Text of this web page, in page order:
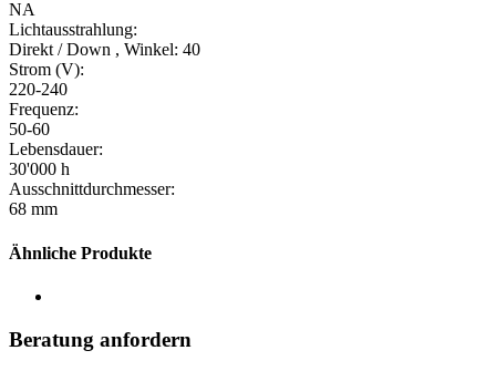
NA
Lichtausstrahlung:
Direkt / Down , Winkel: 40
Strom (V):
220-240
Frequenz:
50-60
Lebensdauer:
30'000 h
Ausschnittdurchmesser:
68 mm
Ähnliche Produkte
Beratung anfordern